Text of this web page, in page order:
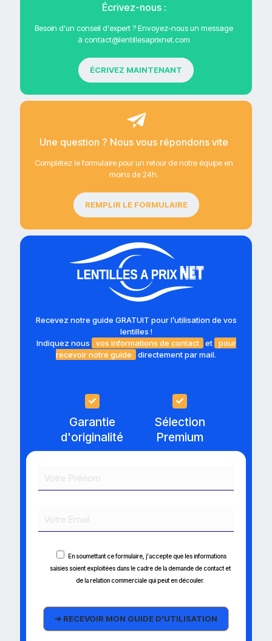
Écrivez-nous :
Besoin d'un conseil d'expert ? Envoyez-nous un message
à contact@lentillesaprixnet.com
ÉCRIVEZ MAINTENANT
Une question ? Nous vous répondons vite
Complétez le formulaire pour un retour de notre équipe en
moins de 24h.
REMPLIR LE FORMULAIRE
Recevez notre guide GRATUIT pour l’utilisation de vos
lentilles !
Indiquez nous
vos informations de contact et
pour
recevoir notre guide
directement par mail.
Garantie
d'originalité
Sélection
Premium
En soumettant ce formulaire, j'accepte que les informations
saisies soient exploitées dans le cadre de la demande de contact et
de la relation commerciale qui peut en découler.